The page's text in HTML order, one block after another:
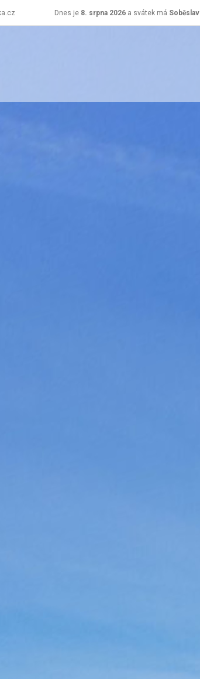
Dnes je 8. srpna 2026 a svátek má Soběslav